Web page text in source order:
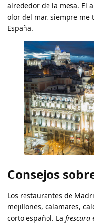
alrededor de la mesa. El
olor del mar, siempre me
España.
Consejos
Los restaurantes de
mejillones, calamares,
corto español. La frescura